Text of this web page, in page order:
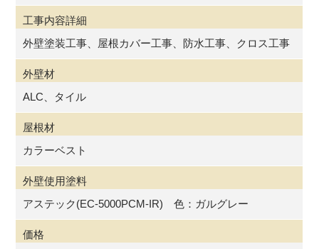
工事内容詳細
外壁塗装工事、屋根カバー工事、防水工事、クロス工事
外壁材
ALC、タイル
屋根材
カラーベスト
外壁使用塗料
アステック(EC-5000PCM-IR) 色：ガルグレー
価格